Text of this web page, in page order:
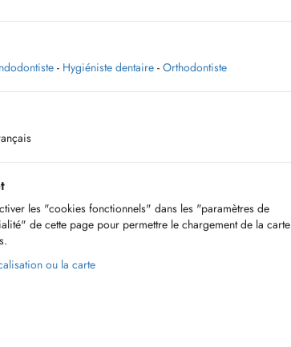
- Hygiéniste dentaire - Orthodontiste
les "cookies fonctionnels" dans les "paramètres de
de cette page pour permettre le chargement de la carte
ou la carte